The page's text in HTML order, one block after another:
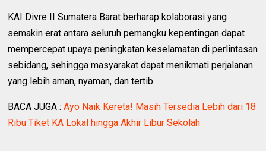
KAI Divre II Sumatera Barat berharap kolaborasi yang
semakin erat antara seluruh pemangku kepentingan dapat
mempercepat upaya peningkatan keselamatan di perlintasan
sebidang, sehingga masyarakat dapat menikmati perjalanan
yang lebih aman, nyaman, dan tertib.
BACA JUGA :Ayo Naik Kereta! Masih Tersedia Lebih dari 18
Ribu Tiket KA Lokal hingga Akhir Libur Sekolah